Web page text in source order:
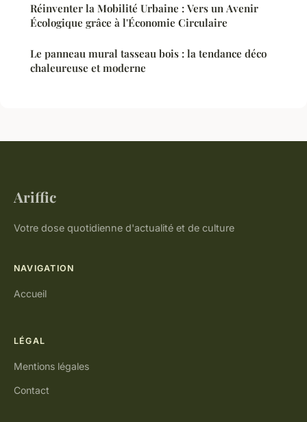
Réinventer la Mobilité Urbaine : Vers un Avenir
Écologique grâce à l'Économie Circulaire
Le panneau mural tasseau bois : la tendance déco
chaleureuse et moderne
Ariffic
Votre dose quotidienne d'actualité et de culture
NAVIGATION
Accueil
LÉGAL
Mentions légales
Contact